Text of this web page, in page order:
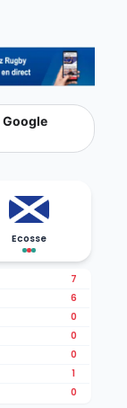
Google
Ecosse
7
6
0
0
0
1
0